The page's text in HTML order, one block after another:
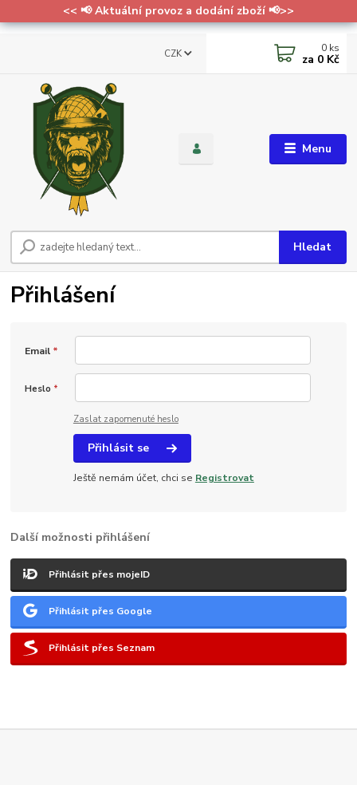
<< 📢 Aktuální provoz a dodání zboží 📢>>
Menu
CZK
Hledat
0 ks
za 0 Kč
Přihlášení
Email *
Heslo *
Zaslat zapomenuté heslo
Přihlásit se
Ještě nemám účet, chci se Registrovat
Další možnosti přihlášení
Přihlásit přes mojeID
Přihlásit přes Google
Přihlásit přes Seznam